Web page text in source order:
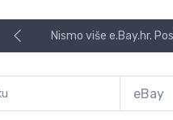
Nismo više e.Bay.hr.